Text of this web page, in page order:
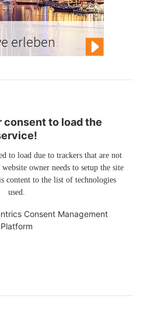
erleben
consent to load the
to load due to trackers that are not
owner needs to setup the site
content to the list of technologies
used.
Consent Management
Platform